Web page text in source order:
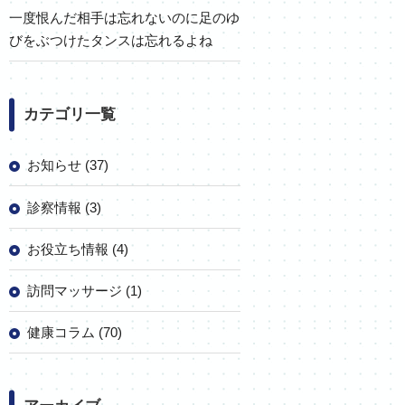
一度恨んだ相手は忘れないのに足のゆ
びをぶつけたタンスは忘れるよね
カテゴリ一覧
お知らせ (37)
診察情報 (3)
お役立ち情報 (4)
訪問マッサージ (1)
健康コラム (70)